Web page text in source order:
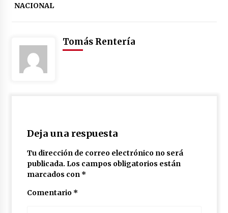
NACIONAL
Tomás Rentería
Deja una respuesta
Tu dirección de correo electrónico no será
publicada. Los campos obligatorios están
marcados con *
Comentario *